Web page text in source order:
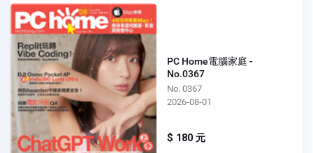
PC Home電腦家庭 -
No.0367
No. 0367
2026-08-01
$ 180 元